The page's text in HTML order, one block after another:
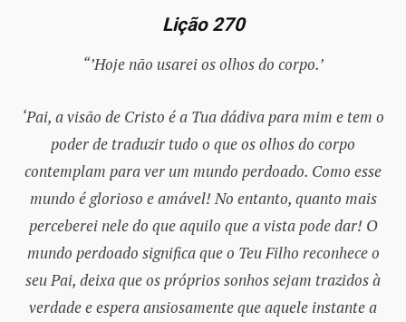
Lição 270
“’Hoje não usarei os olhos do corpo.’
‘Pai, a visão de Cristo é a Tua dádiva para mim e tem o
poder de traduzir tudo o que os olhos do corpo
contemplam para ver um mundo perdoado. Como esse
mundo é glorioso e amável! No entanto, quanto mais
perceberei nele do que aquilo que a vista pode dar! O
mundo perdoado significa que o Teu Filho reconhece o
seu Pai, deixa que os próprios sonhos sejam trazidos à
verdade e espera ansiosamente que aquele instante a